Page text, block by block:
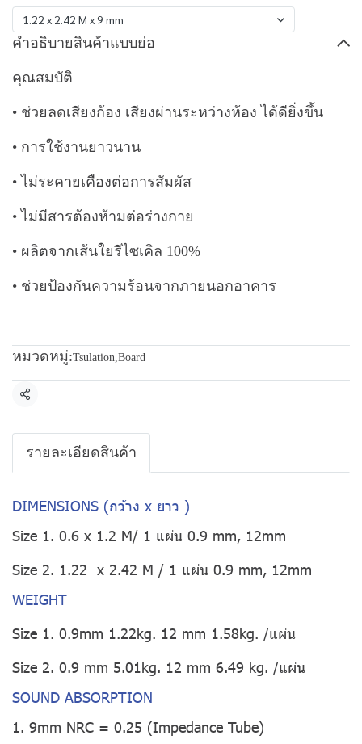
1.22 x 2.42 M x 9 mm
คำอธิบายสินค้าแบบย่อ
คุณสมบัติ
• ช่วยลดเสียงก้อง เสียงผ่านระหว่างห้อง ได้ดียิ่งขึ้น
• การใช้งานยาวนาน
• ไม่ระคายเคืองต่อการสัมผัส
• ไม่มีสารต้องห้ามต่อร่างกาย
• ผลิตจากเส้นใยรีไซเคิล 100%
• ช่วยป้องกันความร้อนจากภายนอกอาคาร
หมวดหมู่:Tsulation,Board
แชร์
รายละเอียดสินค้า
DIMENSIONS (กว้าง x ยาว )
Size 1. 0.6 x 1.2 M/ 1 แผ่น 0.9 mm, 12mm
Size 2. 1.22 x 2.42 M / 1 แผ่น 0.9 mm, 12mm
WEIGHT
Size 1. 0.9mm 1.22kg. 12 mm 1.58kg. /แผ่น
Size 2. 0.9 mm 5.01kg. 12 mm 6.49 kg. /แผ่น
SOUND ABSORPTION
1. 9mm NRC = 0.25 (Impedance Tube)